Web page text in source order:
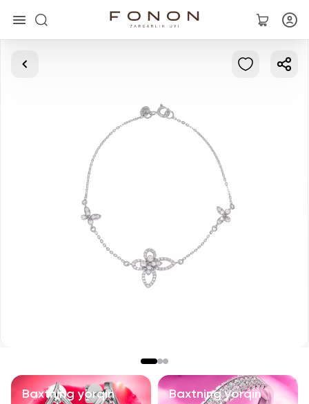
Asosiy
Aksessuarlar
Baxtning yorqin
Baxtning yorqin